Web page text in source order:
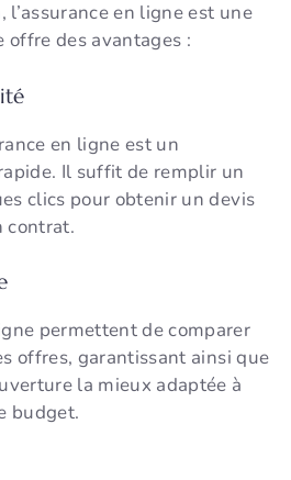
en ligne est une
des avantages :
en ligne est un
Il suffit de remplir un
clics pour obtenir un devis
contrat.
permettent de comparer
offres, garantissant ainsi que
la mieux adaptée à
budget.